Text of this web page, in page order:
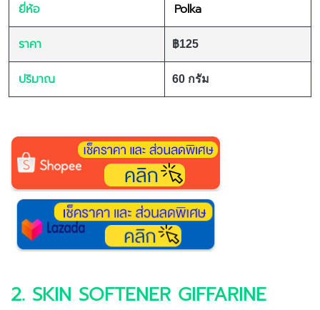
ยี่ห้อ Polka
ราคา ฿125
ปริมาณ 60 กรัม
2. SKIN SOFTENER GIFFARINE